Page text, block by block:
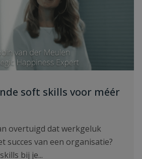
soft skills voor méér
overtuigd dat werkgeluk
succes van een organisatie?
bij je...